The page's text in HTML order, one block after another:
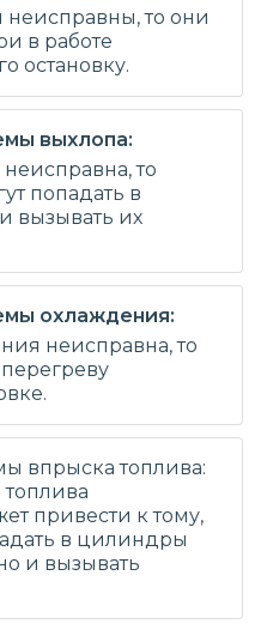
неисправны, то они
в работе
остановку.
выхлопа:
то
попадать в
вызывать их
охлаждения:
неисправна, то
впрыска топлива:
привести к тому,
в цилиндры
и вызывать